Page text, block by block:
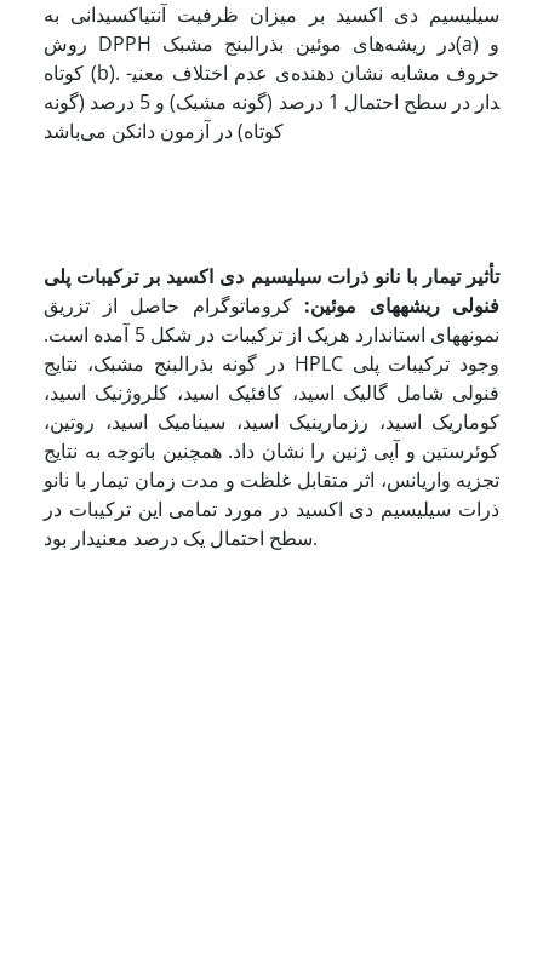
سیلیسیم دی اکسید بر میزان ظرفیت آنتی­اکسیدانی به
روش DPPH در ریشه‌‌های موئین بذرالبنج مشبک(a) و
کوتاه (b). حروف مشابه نشان دهنده‌‌ی عدم اختلاف معنی­
دار در سطح احتمال 1 درصد (گونه مشبک) و 5 درصد (گونه
کوتاه) در آزمون دانکن می‌‌باشد
تأثیر تیمار با نانو ذرات سیلیسیم دی اکسید بر ترکیبات پلی
فنولی ریشه­های موئین: کروماتوگرام حاصل از تزریق
نمونه­های استاندارد هریک از ترکیبات در شکل 5 آمده است.
در گونه بذرالبنج مشبک، نتایج HPLC وجود ترکیبات پلی
فنولی شامل گالیک اسید، کافئیک اسید، کلروژنیک اسید،
کوماریک اسید، رزمارینیک اسید، سینامیک اسید، روتین،
کوئرستین و آپی ژنین را نشان داد. همچنین باتوجه به نتایج
تجزیه واریانس، اثر متقابل غلظت و مدت زمان تیمار با نانو
ذرات سیلیسیم دی اکسید در مورد تمامی این ترکیبات در
سطح احتمال یک درصد معنی­دار بود.